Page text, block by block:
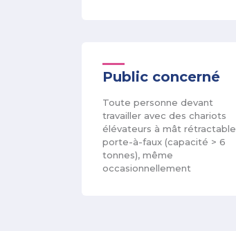
Public concerné
Toute personne devant
travailler avec des chariots
élévateurs à mât rétractable
porte-à-faux (capacité > 6
tonnes), même
occasionnellement